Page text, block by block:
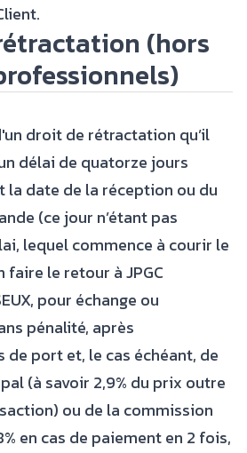
(hors
droit de rétractation qu’il
délai de quatorze jours
la date de la réception ou du
(ce jour n’étant pas
lequel commence à courir le
le retour à JPGC
pour échange ou
pénalité, après
port et, le cas échéant, de
(à savoir 2,9% du prix outre
ou de la commission
en cas de paiement en 2 fois,